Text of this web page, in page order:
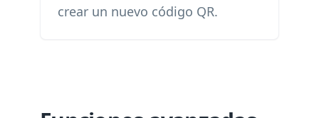
crear un nuevo código QR.